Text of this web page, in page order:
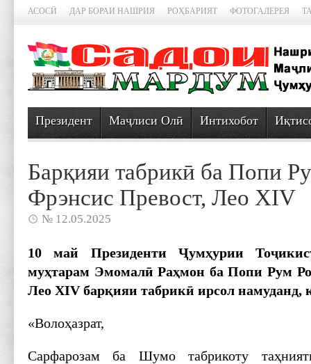
АСОСӢ ДАР БОРАИ НАШРИЯ РОҲБАРИЯТ ФОТОГАЛЕРЕЯ
Президент Маҷлиси Олӣ Интихобот
Барқияи табрикӣ ба Попи
Фрэнсис Превост, Лео XIV
№ 12.05.2025
10 май Президенти Ҷумҳурии
муҳтарам Эмомалӣ Раҳмон ба Попи Рум
Лео XIV барқияи табрикӣ ирсол намуданд,
«Волоҳазрат,
Сарфарозам ба Шумо табрикоту